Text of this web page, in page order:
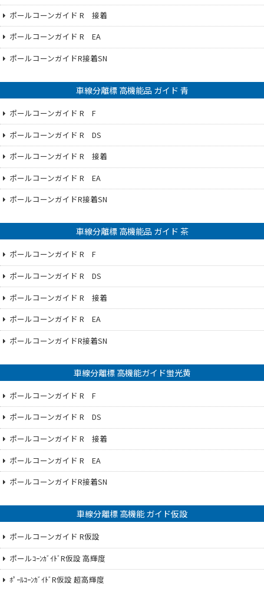
ポールコーンガイド R 接着
ポールコーンガイド R EA
ポールコーンガイドR接着SN
車線分離標 高機能品 ガイド 青
ポールコーンガイド R F
ポールコーンガイド R DS
ポールコーンガイド R 接着
ポールコーンガイド R EA
ポールコーンガイドR接着SN
車線分離標 高機能品 ガイド 茶
ポールコーンガイド R F
ポールコーンガイド R DS
ポールコーンガイド R 接着
ポールコーンガイド R EA
ポールコーンガイドR接着SN
車線分離標 高機能ガイド蛍光黄
ポールコーンガイド R F
ポールコーンガイド R DS
ポールコーンガイド R 接着
ポールコーンガイド R EA
ポールコーンガイドR接着SN
車線分離標 高機能 ガイド仮設
ポールコーンガイド R仮設
ポールｺｰﾝｶﾞｲﾄﾞR仮設 高輝度
ﾎﾟｰﾙｺｰﾝｶﾞｲﾄﾞR仮設 超高輝度